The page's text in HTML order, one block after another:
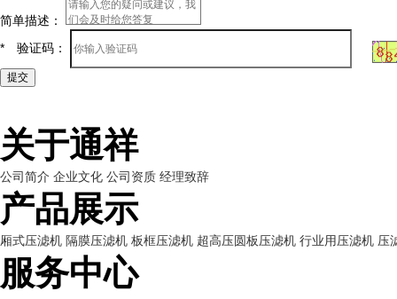
简单描述：
* 验证码：
关于通祥
公司简介 企业文化 公司资质 经理致辞
产品展示
厢式压滤机 隔膜压滤机 板框压滤机 超高压圆板压滤机 行业用压滤机 压
服务中心